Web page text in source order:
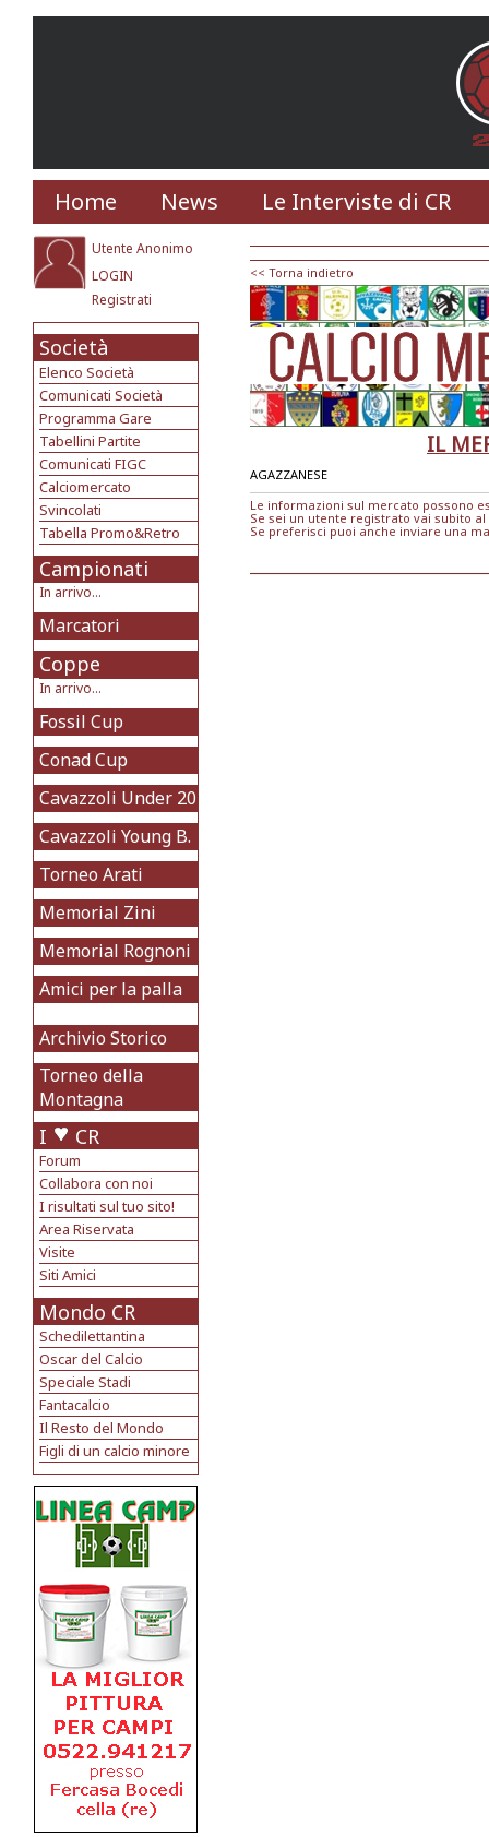
Home News Le Interviste di CR
Utente Anonimo
LOGIN
Registrati
Società
Elenco Società
Comunicati Società
Programma Gare
Tabellini Partite
Comunicati FIGC
Calciomercato
Svincolati
Tabella Promo&Retro
Campionati
In arrivo...
Marcatori
Coppe
In arrivo...
Fossil Cup
Conad Cup
Cavazzoli Under 20
Cavazzoli Young B.
Torneo Arati
Memorial Zini
Memorial Rognoni
Amici per la palla
Archivio Storico
Torneo della
Montagna
I CR
Forum
Collabora con noi
I risultati sul tuo sito!
Area Riservata
Visite
Siti Amici
Mondo CR
Schedilettantina
Oscar del Calcio
Speciale Stadi
Fantacalcio
Il Resto del Mondo
Figli di un calcio minore
<< Torna indietro
IL
AGAZZANESE
Le informazioni sul mercato possono
Se sei un utente registrato vai subito al
Se preferisci puoi anche inviare una